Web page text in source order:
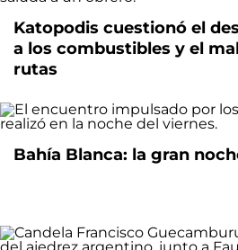
Katopodis cuestionó el
a los combustibles y el
rutas
Bahía Blanca: la gran